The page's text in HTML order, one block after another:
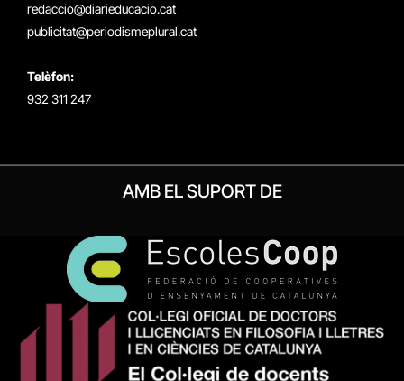
redaccio@diarieducacio.cat
publicitat@periodismeplural.cat
Telèfon:
932 311 247
AMB EL SUPORT DE